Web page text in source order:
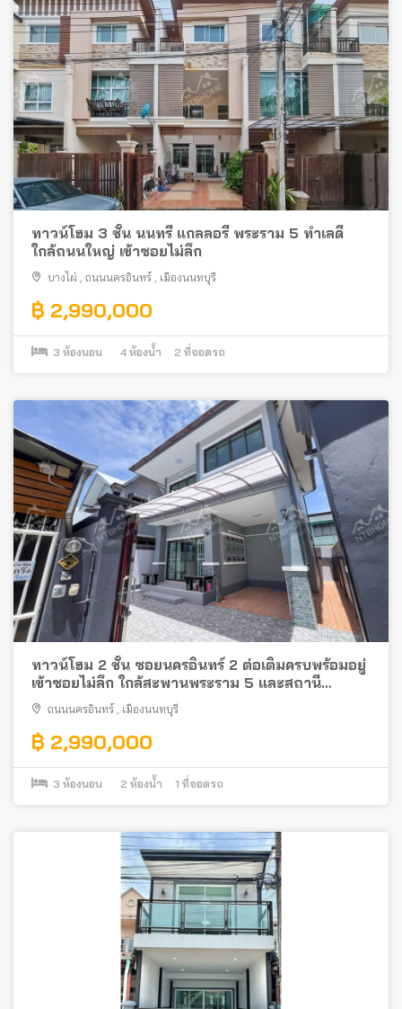
ทาวน์โฮม 3 ชั้น นนทรี แกลลอรี่ พระราม 5 ทำเลดี
ใกล้ถนนใหญ่ เข้าซอยไม่ลึก
บางไผ่ ถนนนครอินทร์ เมืองนนทบุรี
฿ 2,990,000
3 ห้องนอน 4 ห้องน้ำ 2 ที่จอดรถ
ทาวน์โฮม 2 ชั้น ซอยนครอินทร์ 2 ต่อเติมครบพร้อมอยู่
เข้าซอยไม่ลึก ใกล้สะพานพระราม 5 และสถานี
รถไฟฟ้า
ถนนนครอินทร์ , เมืองนนทบุรี
฿ 2,990,000
3 ห้องนอน 2 ห้องน้ำ 1 ที่จอดรถ